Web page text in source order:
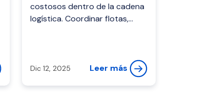
costosos dentro de la cadena
logística. Coordinar flotas,
Dic 12, 2025 Leer más